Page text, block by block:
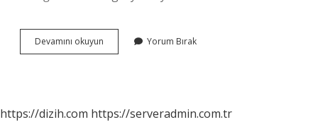
Devamını okuyun Dünyada
Kaç
Yorum Bırak
https://dizih.com https://serveradmin.com.tr